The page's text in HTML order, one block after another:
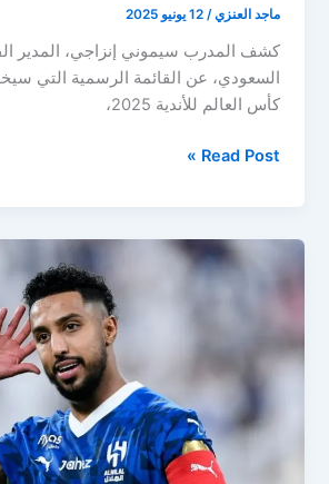
ماجد العنزي/12 يونيو 2025
كشف المدرب سيموني إنزاجي، المدير
السعودي، عن القائمة الرسمية التي
كأس العالم للأندية 2025،
رسميًا..
قائمة
للأندية
Read Post »